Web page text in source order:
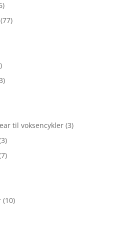
(77)
til voksencykler (3)
(10)